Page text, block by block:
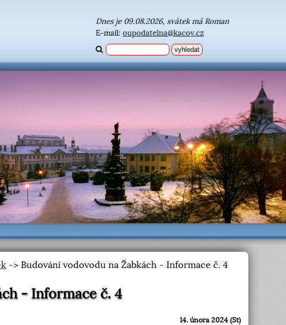
Dnes je 09.08.2026, svátek má Roman
E-mail: oupodatelna@kacov.cz
-> Budování vodovodu na Žabkách - Informace č. 4
- Informace č. 4
14. února 2024 (St)